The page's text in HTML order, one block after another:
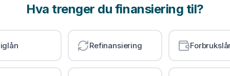
Hva trenger du finansiering til?
Refinansiering